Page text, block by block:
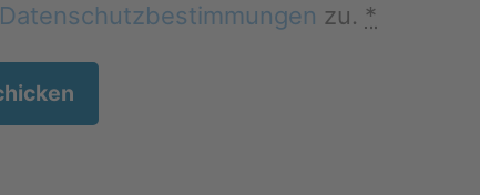
Datenschutzbestimmungen zu. *